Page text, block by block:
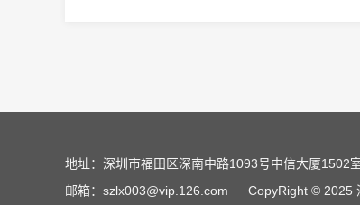
地址：深圳市福田区深南中路1093号中信大厦1502
邮箱：szlx003@vip.126.com
CopyRight © 2025